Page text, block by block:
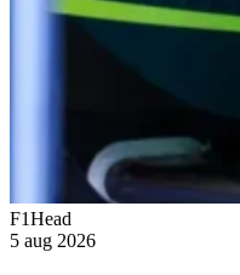
F1Head
5 aug 2026